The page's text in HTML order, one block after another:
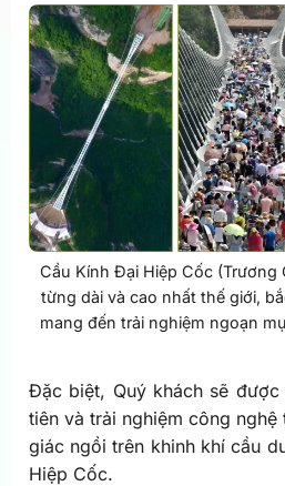
Cầu Kính Đại Hiệp Cốc (Trương
từng dài và cao nhất thế giới,
mang đến trải nghiệm ngoạn
Đặc biệt, Quý khách sẽ
tiên và trải nghiệm công nghệ
giác ngồi trên khinh khí cầu
Hiệp Cốc.